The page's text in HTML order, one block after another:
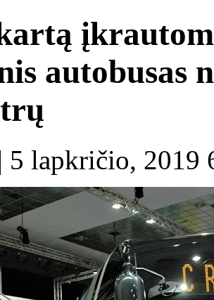
autobusas
5 lapkričio, 2019